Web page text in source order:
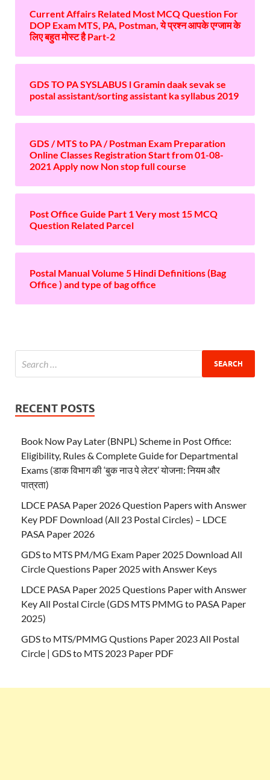
Current Affairs Related Most MCQ Question For
DOP Exam MTS, PA, Postman, ये प्रश्न आपके एग्जाम के
लिए बहुत मोस्ट है Part-2
GDS TO PA SYSLABUS l Gramin daak sevak se
postal assistant/sorting assistant ka syllabus 2019
GDS / MTS to PA / Postman Exam Preparation
Online Classes Registration Start from 01-08-
2021 Apply now Non stop full course
Post Office Guide Part 1 Very most 15 MCQ
Question Related Parcel
Postal Manual Volume 5 Hindi Definitions (Bag
Office ) and type of bag office
RECENT POSTS
Book Now Pay Later (BNPL) Scheme in Post Office:
Eligibility, Rules & Complete Guide for Departmental
Exams (डाक विभाग की ‘बुक नाउ पे लेटर’ योजना: नियम और
पात्रता)
LDCE PASA Paper 2026 Question Papers with Answer
Key PDF Download (All 23 Postal Circles) – LDCE
PASA Paper 2026
GDS to MTS PM/MG Exam Paper 2025 Download All
Circle Questions Paper 2025 with Answer Keys
LDCE PASA Paper 2025 Questions Paper with Answer
Key All Postal Circle (GDS MTS PMMG to PASA Paper
2025)
GDS to MTS/PMMG Qustions Paper 2023 All Postal
Circle | GDS to MTS 2023 Paper PDF